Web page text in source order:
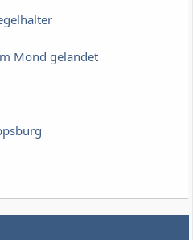
Mond gelandet